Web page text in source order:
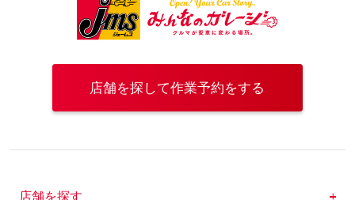
店舗を探して作業予約をする
店舗を探す